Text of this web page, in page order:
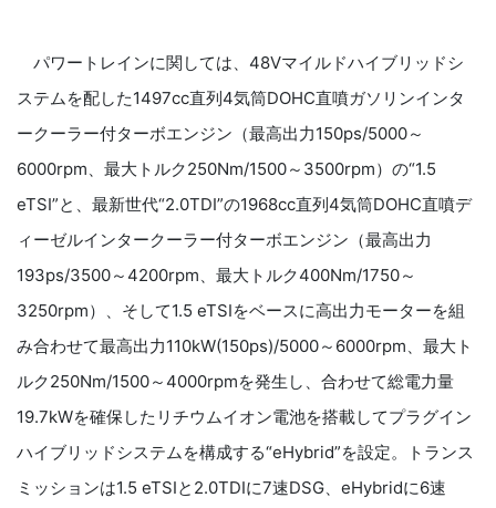
パワートレインに関しては、48Vマイルドハイブリッドシ
ステムを配した1497cc直列4気筒DOHC直噴ガソリンインタ
ークーラー付ターボエンジン（最高出力150ps/5000～
6000rpm、最大トルク250Nm/1500～3500rpm）の“1.5
eTSI”と、最新世代“2.0TDI”の1968cc直列4気筒DOHC直噴デ
ィーゼルインタークーラー付ターボエンジン（最高出力
193ps/3500～4200rpm、最大トルク400Nm/1750～
3250rpm）、そして1.5 eTSIをベースに高出力モーターを組
み合わせて最高出力110kW(150ps)/5000～6000rpm、最大ト
ルク250Nm/1500～4000rpmを発生し、合わせて総電力量
19.7kWを確保したリチウムイオン電池を搭載してプラグイン
ハイブリッドシステムを構成する“eHybrid”を設定。トランス
ミッションは1.5 eTSIと2.0TDIに7速DSG、eHybridに6速